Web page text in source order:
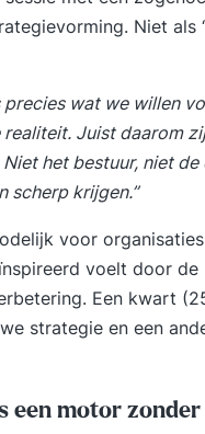
Niet als
precies wat we willen
Juist daarom
het bestuur, niet
scherp krijgen.”
voor
voelt door
Een kwart
strategie en een
een motor